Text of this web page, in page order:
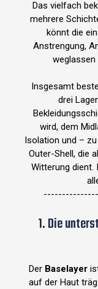
Das vielfach
mehrere
könnt die
Anstrengung,
weglassen
Insgesamt
drei
wird, dem
Isolation und –
Outer-Shell, die
Witterung dient.
1. Die
Der Baselayer
auf der Haut